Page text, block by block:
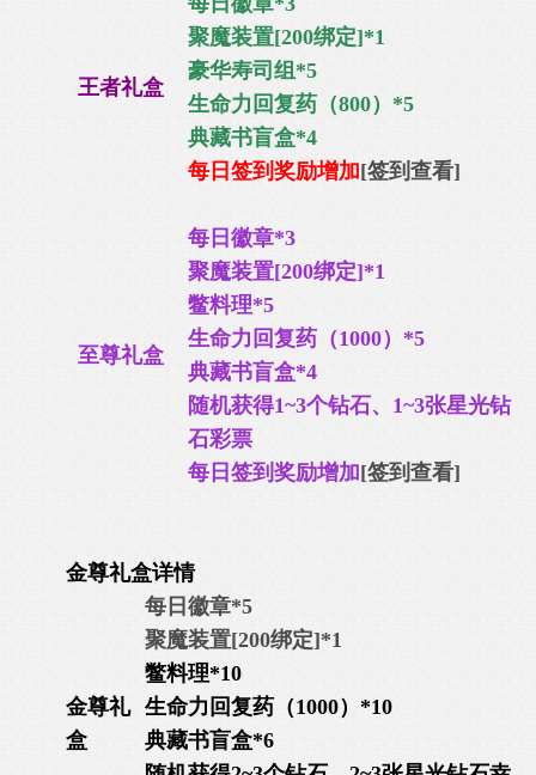
王者礼盒
聚魔装置[200绑定]*1
豪华寿司组*5
生命力回复药（800）*5
典藏书盲盒*4
每日签到奖励增加[签到查看]
至尊礼盒
每日徽章*3
聚魔装置[200绑定]*1
鳖料理*5
生命力回复药（1000）*5
典藏书盲盒*4
随机获得1~3个钻石、1~3张星光钻
石彩票
每日签到奖励增加[签到查看]
金尊礼盒详情
金尊礼
盒
每日徽章*5
聚魔装置[200绑定]*1
鳖料理*10
生命力回复药（1000）*10
典藏书盲盒*6